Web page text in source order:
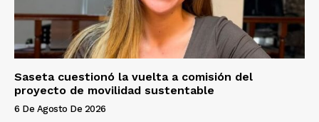
Saseta cuestionó la vuelta a comisión del
proyecto de movilidad sustentable
6 De Agosto De 2026